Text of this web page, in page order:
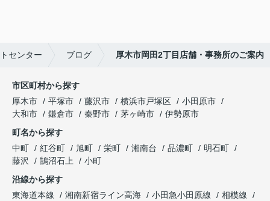
センター ブログ 厚木市岡田2丁目店舗・事務所のご案内
市区町村から探す
厚木市
平塚市 藤沢市 横浜市戸塚区
小田原市
大和市
鎌倉市 秦野市 茅ヶ崎市
伊勢原市
町名から探す
中町
紅谷町 旭町 栄町 湘南台 品濃町
明石町
藤沢
鵠沼石上
小町
沿線から探す
東海道本線
湘南新宿ライン高海 小田急小田原線
相模線